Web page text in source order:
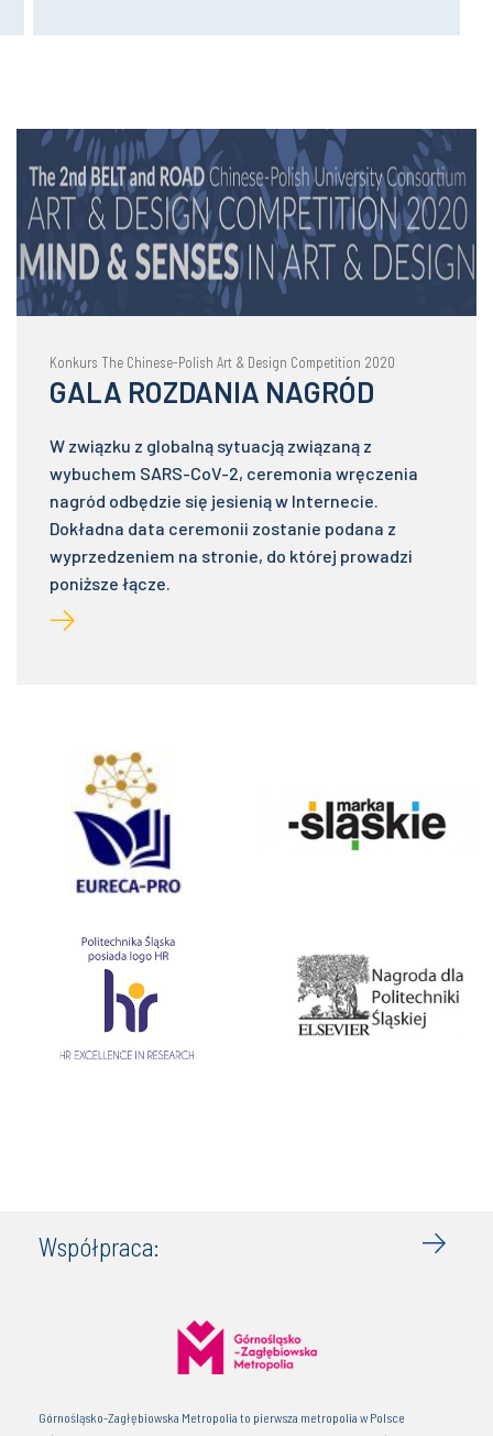
Konkurs The Chinese-Polish Art & Design Competition 2020
GALA ROZDANIA NAGRÓD
W związku z globalną sytuacją związaną z
wybuchem SARS-CoV-2, ceremonia wręczenia
nagród odbędzie się jesienią w Internecie.
Dokładna data ceremonii zostanie podana z
wyprzedzeniem na stronie, do której prowadzi
poniższe łącze.
Współpraca:
Górnośląsko-Zagłębiowska Metropolia to pierwsza metropolia w Polsce